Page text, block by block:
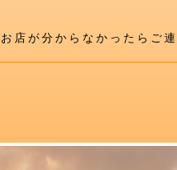
お店が分からなかったらご